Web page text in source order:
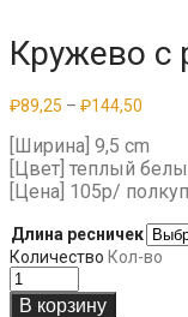
Кружево с
₽89,25 – ₽144,50
₽89,25
–
[Ширина] 9,5 cm
[Цвет] теплый
[Цена] 105р/
Длина ресничек
Количество Кол-во
В корзину